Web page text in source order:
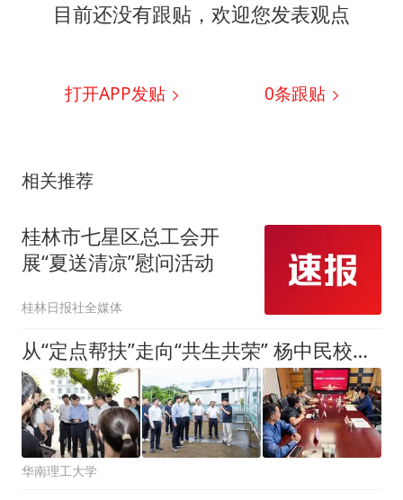
目前还没有跟贴，欢迎您发表观点
打开APP发贴 0条跟贴
相关推荐
桂林市七星区总工会开
展“夏送清凉”慰问活动
桂林日报社全媒体
从“定点帮扶”走向“共生共荣” 杨中民校长率队赴云县调研
华南理工大学